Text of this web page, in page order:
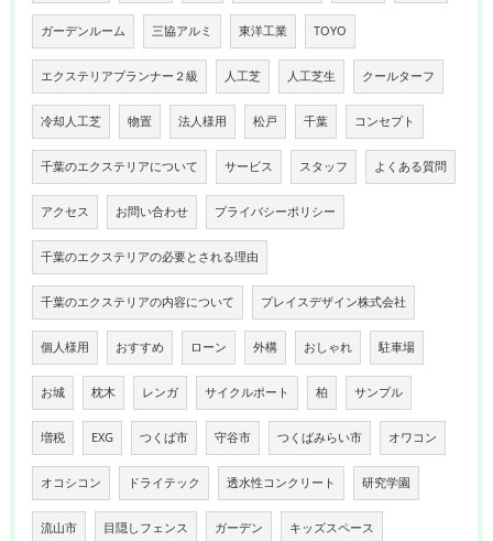
ガーデンルーム 三協アルミ 東洋工業 TOYO
エクステリアプランナー２級 人工芝 人工芝生 クールターフ
冷却人工芝 物置 法人様用 松戸 千葉 コンセプト
千葉のエクステリアについて サービス スタッフ よくある質問
アクセス お問い合わせ プライバシーポリシー
千葉のエクステリアの必要とされる理由
千葉のエクステリアの内容について プレイスデザイン株式会社
個人様用 おすすめ ローン 外構 おしゃれ 駐車場
お城 枕木 レンガ サイクルポート 柏 サンプル
増税 EXG つくば市 守谷市 つくばみらい市 オワコン
オコシコン ドライテック 透水性コンクリート 研究学園
流山市 目隠しフェンス ガーデン キッズスペース